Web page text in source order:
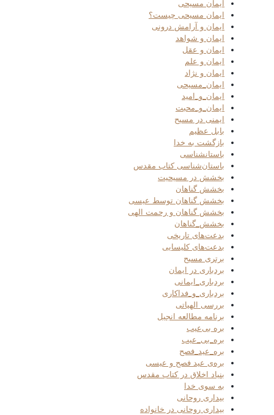
ایمان مسیحی
ایمان مسیحی چیست؟
ایمان و آرامش درونی
ایمان و شواهد
ایمان و عقل
ایمان و علم
ایمان و نژاد
ایمان_مسیحی
ایمان_و_امید
ایمان_و_محبت
ایمنی در مسیح
بابل عظیم
بازگشت به خدا
باستانشناسی
باستان‌شناسی کتاب مقدس
بخشش در مسیحیت
بخشش گناهان
بخشش گناهان توسط عیسی
بخشش گناهان و رحمت الهی
بخشش_گناهان
بدعت‌های تاریخی
بدعت‌های کلیسایی
برتری مسیح
بردباری در ایمان
بردباری_ایمانی
بردباری_و_فداکاری
بررسی الهیاتی
برنامه مطالعه انجیل
بره بی‌عیب
بره_بی_عیب
بره_عید_فصح
بره‌ی عید فصح و عیسی
بنیاد اخلاق در کتاب مقدس
به سوی خدا
بیداری روحانی
بیداری روحانی در خانواده